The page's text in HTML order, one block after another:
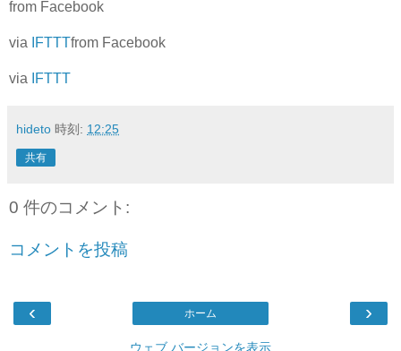
from Facebook
via IFTTTfrom Facebook
via IFTTT
hideto 時刻: 12:25
共有
0 件のコメント:
コメントを投稿
‹ ›
ホーム
ウェブ バージョンを表示